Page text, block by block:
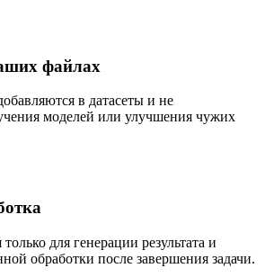
файлах
в датасеты и не
моделей или улучшения чужих
для генерации результата и
обработки после завершения задачи.